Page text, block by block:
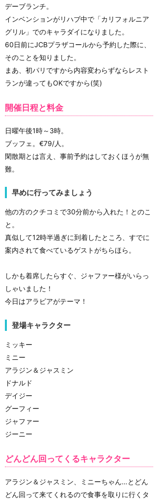
デーブランチ。
インベンションがリハブ中で「カリフォルニア
グリル」でのキャラダイになりました。
60日前にJCBプラザコールから予約した際に、
そのことを知りました。
まあ、初パリですから内容変わらずならレスト
ランが違ってもOKですから(笑)
開催日程と料金
日曜午後1時～3時。
ブッフェ。€79/人。
閑散期とは言え、事前予約はしておくほうが無
難。
早めに行ってみましょう
他の方のクチコミで30分前から入れた！とのこ
と。
真似して12時半過ぎに到着したところ、すでに
案内されて食べているゲストがちらほら。
しかも着席したらすぐ、ジャファー様がいらっ
しゃいました！
今日はアラビアがテーマ！
登場キャラクター
ミッキー
ミニー
アラジン＆ジャスミン
ドナルド
デイジー
グーフィー
ジャファー
ジーニー
どんどん回ってくるキャラクター
アラジン＆ジャスミン、ミニーちゃん…とどん
どん回って来てくれるので食事を取りに行くタ